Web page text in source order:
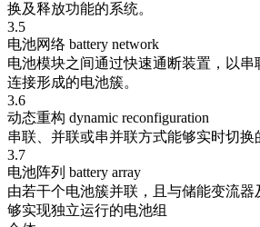
换及释放功能的系统。
3.5
电池网络 battery network
电池模块之间通过快速通断装置，以
连接形成的电池簇。
3.6
动态重构 dynamic reconfiguration
串联、并联或串并联方式能够实时切换
3.7
电池阵列 battery array
由若干个电池簇并联，且与储能变流
够实现独立运行的电池组